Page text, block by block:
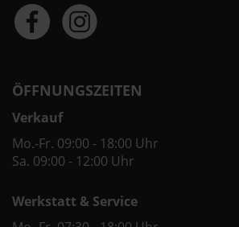
ÖFFNUNGSZEITEN
Verkauf
Mo.-Fr. 09:00 - 18:00 Uhr
Sa. 09:00 - 12:00 Uhr
Werkstatt & Service